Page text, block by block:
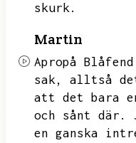
skurk.
Martin
Apropå
sak, alltså
att det bara
och sånt där.
en ganska